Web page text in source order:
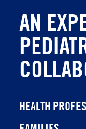
AN
HEALTH